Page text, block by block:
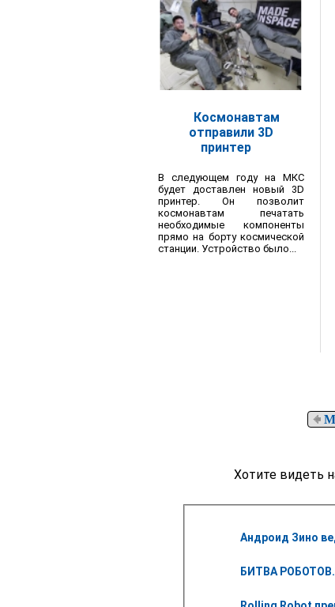
Космонавтам
отправили 3D
принтер
В следующем году на МКС
будет доставлен новый 3D
принтер. Он позволит
космонавтам печатать
необходимые компоненты
прямо на борту космической
станции. Устройство было...
Хотите видеть
Андроид Зино
БИТВА